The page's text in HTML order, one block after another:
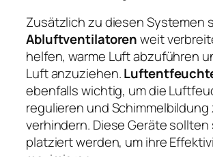
Zusätzlich zu diesen Systemen
Abluftventilatorenweit
helfen, warme Luft abzuführen
Luft anzuziehen.
ebenfalls wichtig, um die
regulieren und Schimmelbildung
verhindern. Diese Geräte
platziert werden, um ihre